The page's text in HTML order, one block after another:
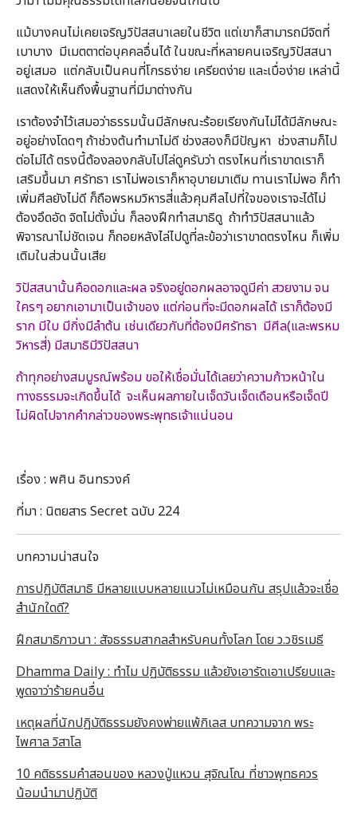
แม้บางคนไม่เคยเจริญวิปัสสนาเลยในชีวิต แต่เขาก็สามารถมีจิตที่
เบาบาง มีเมตตาต่อบุคคลอื่นได้ ในขณะที่หลายคนเจริญวิปัสสนา
อยู่เสมอ แต่กลับเป็นคนที่โกรธง่าย เครียดง่าย และเบื่อง่าย เหล่านี้
แสดงให้เห็นถึงพื้นฐานที่มีมาต่างกัน
เราต้องจำไว้เสมอว่าธรรมนั้นมีลักษณะร้อยเรียงกันไม่ได้มีลักษณะ
อยู่อย่างโดดๆ ถ้าช่วงต้นทำมาไม่ดี ช่วงสองก็มีปัญหา ช่วงสามก็ไป
ต่อไม่ได้ ตรงนี้ต้องลองกลับไปไล่ดูครับว่า ตรงไหนที่เราขาดเราก็
เสริมขึ้นมา ศรัทธา เราไม่พอเราก็หาอุบายมาเติม ทานเราไม่พอ ก็ทำ
เพิ่มศีลยังไม่ดี ก็ถือพรหมวิหารสี่แล้วคุมศีลไปที่ใจของเราจะได้ไม่
ต้องอึดอัด จิตไม่ตั้งมั่น ก็ลองฝึกทำสมาธิดู ถ้าทำวิปัสสนาแล้ว
พิจารณาไม่ชัดเจน ก็ถอยหลังไล่ไปดูที่ละข้อว่าเราขาดตรงไหน ก็เพิ่ม
เติมในส่วนนั้นเสีย
วิปัสสนานั้นคือดอกและผล จริงอยู่ดอกผลอาจดูมีค่า สวยงาม จน
ใครๆ อยากเอามาเป็นเจ้าของ แต่ก่อนที่จะมีดอกผลได้ เราก็ต้องมี
ราก มีใบ มีกิ่งมีลำต้น เช่นเดียวกับที่ต้องมีศรัทธา มีศีล(และพรหม
วิหารสี่) มีสมาธิมีวิปัสสนา
ถ้าทุกอย่างสมบูรณ์พร้อม ขอให้เชื่อมั่นได้เลยว่าความก้าวหน้าใน
ทางธรรมจะเกิดขึ้นได้ จะเห็นผลภายในเจ็ดวันเจ็ดเดือนหรือเจ็ดปี
ไม่ผิดไปจากคำกล่าวของพระพุทธเจ้าแน่นอน
เรื่อง : พศิน อินทรวงค์
ที่มา : นิตยสาร Secret ฉบับ 224
บทความน่าสนใจ
การปฏิบัติสมาธิ มีหลายแบบหลายแนวไม่เหมือนกัน สรุปแล้วจะเชื่อ
สำนักใดดี?
ฝึกสมาธิภาวนา : สัจธรรมสากลสำหรับคนทั้งโลก โดย ว.วชิรเมธี
Dhamma Daily : ทำไม ปฏิบัติธรรม แล้วยังเอารัดเอาเปรียบและ
พูดจาว่าร้ายคนอื่น
เหตุผลที่นักปฏิบัติธรรมยังคงพ่ายแพ้กิเลส บทความจาก พระ
ไพศาล วิสาโล
10 คติธรรมคำสอนของ หลวงปู่แหวน สุจิณโณ ที่ชาวพุทธควร
น้อมนำมาปฏิบัติ